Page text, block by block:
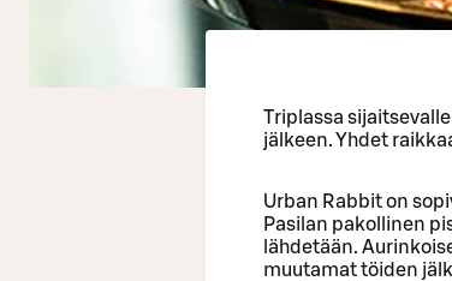
Triplassa
jälkeen. Yhdet
Urban Rabbit on
Pasilan pakollinen
lähdetään.
muutamat töiden